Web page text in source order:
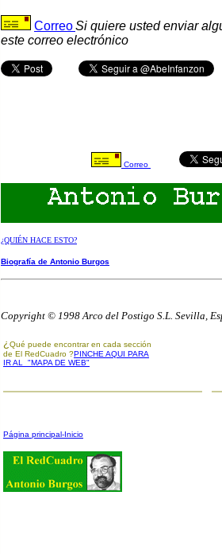
CorreoSi quiere usted enviar
este correo electrónico
Correo
¿QUIÉN HACE ESTO?
Biografía de Antonio Burgos
Copyright © 1998 Arco del Postigo S.L. Sevilla,
¿ Qué puede encontrar en cada sección
de El RedCuadro ?PINCHE AQUI PARA
IR AL "MAPA DE WEB"
Página principal-Inicio